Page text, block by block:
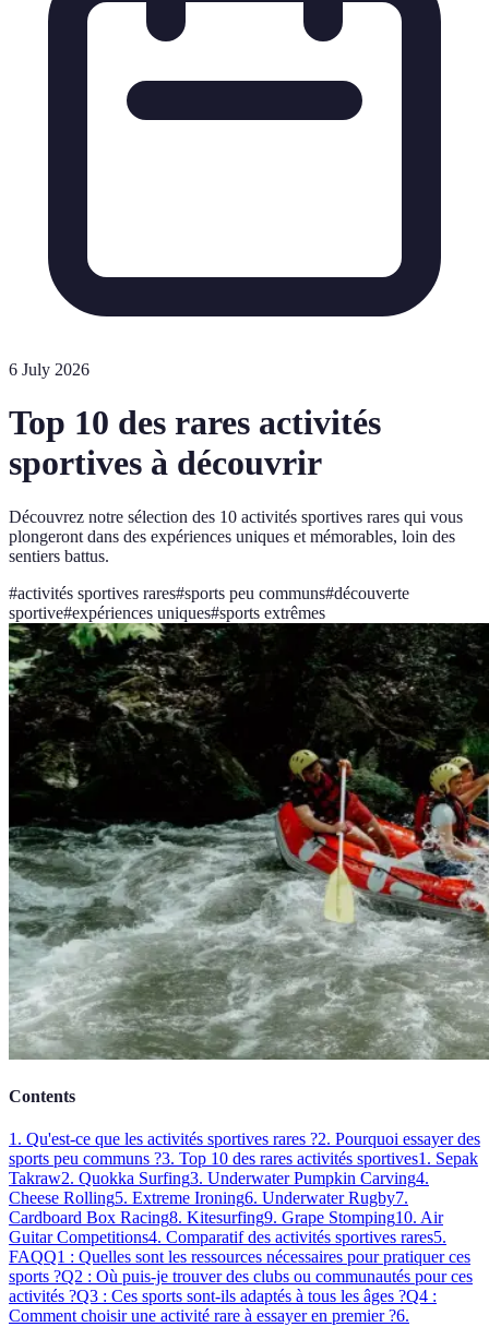
6 July 2026
Top 10 des rares activités
sportives à découvrir
Découvrez notre sélection des 10 activités sportives rares qui vous
plongeront dans des expériences uniques et mémorables, loin des
sentiers battus.
#activités sportives rares#sports peu communs#découverte
sportive#expériences uniques#sports extrêmes
Contents
1. Qu'est-ce que les activités sportives rares ?2. Pourquoi essayer des
sports peu communs ?3. Top 10 des rares activités sportives1. Sepak
Takraw2. Quokka Surfing3. Underwater Pumpkin Carving4.
Cheese Rolling5. Extreme Ironing6. Underwater Rugby7.
Cardboard Box Racing8. Kitesurfing9. Grape Stomping10. Air
Guitar Competitions4. Comparatif des activités sportives rares5.
FAQQ1 : Quelles sont les ressources nécessaires pour pratiquer ces
sports ?Q2 : Où puis-je trouver des clubs ou communautés pour ces
activités ?Q3 : Ces sports sont-ils adaptés à tous les âges ?Q4 :
Comment choisir une activité rare à essayer en premier ?6.